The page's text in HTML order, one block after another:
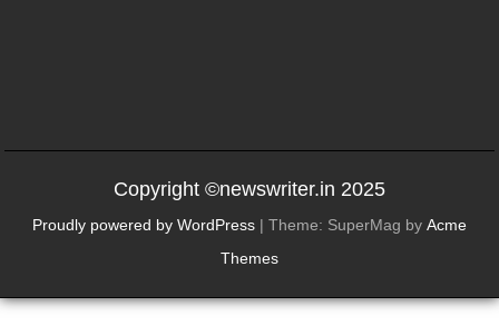
Copyright ©newswriter.in 2025
Proudly powered by WordPress | Theme: SuperMag by Acme
Themes